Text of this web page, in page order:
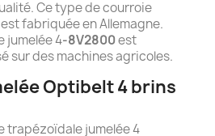
Ce type de courroie
est fabriquée en Allemagne.
jumelée 4-8V2800est
sur des machines agricoles.
Optibelt 4 brins
trapézoïdale jumelée 4